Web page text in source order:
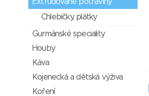
Chlebíčky, plátky
Gurmánské speciality
Houby
Káva
Kojenecká a dětská výživa
Koření